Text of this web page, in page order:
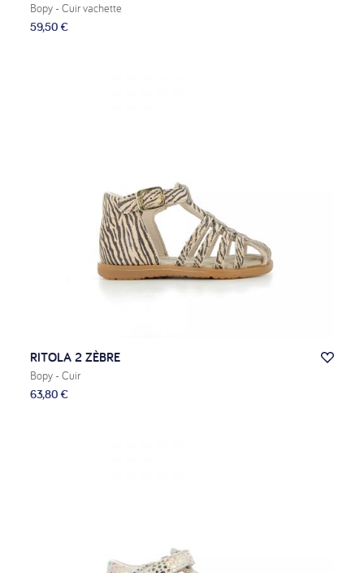
Bopy - Cuir vachette
59,50 €
RITOLA 2 ZÈBRE
Bopy - Cuir
63,80 €